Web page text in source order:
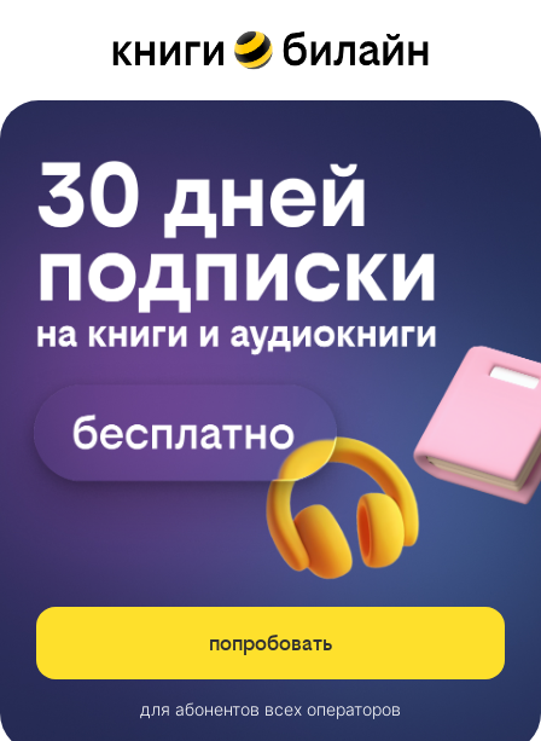
попробовать
для абонентов всех операторов